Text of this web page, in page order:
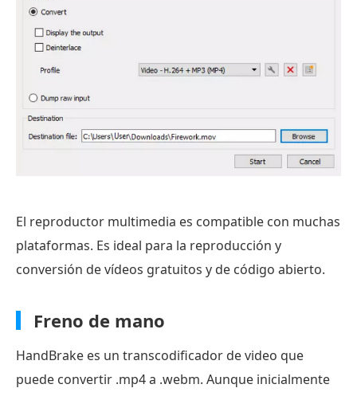
El reproductor multimedia es compatible con muchas
plataformas. Es ideal para la reproducción y
conversión de vídeos gratuitos y de código abierto.
Freno de mano
HandBrake es un transcodificador de video que
puede convertir .mp4 a .webm. Aunque inicialmente